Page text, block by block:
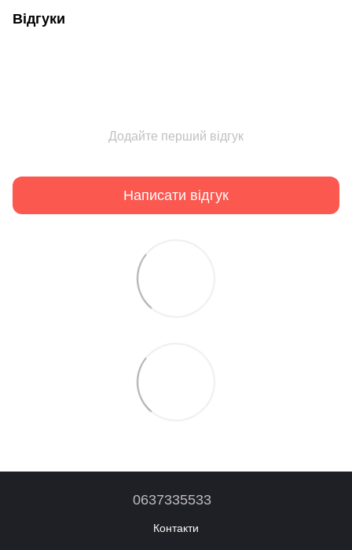
Відгуки
Додайте перший відгук
Написати відгук
0637335533
Контакти